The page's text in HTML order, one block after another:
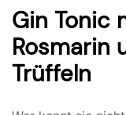
Gin Tonic
Rosmarin
Trüffeln